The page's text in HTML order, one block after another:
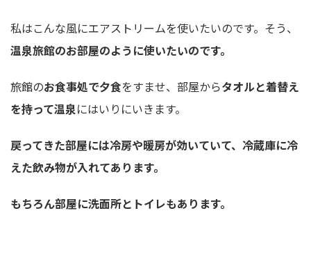
私はこんな風にエアストリームを使いたいのです。そう、
温泉旅館のお部屋のように使いたいのです。
旅館のお食事処で夕食をすませ、部屋からタオルと着替え
を持って温泉にはいりにいきます。
戻ってきた部屋には冷房や暖房が効いていて、冷蔵庫に冷
えた飲み物が入れてあります。
もちろん部屋に洗面所とトイレもあります。